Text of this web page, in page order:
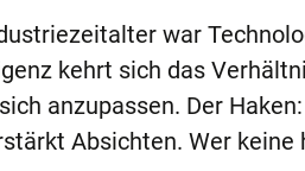
war
kehrt sich das
anzupassen. Der
Absichten. Wer